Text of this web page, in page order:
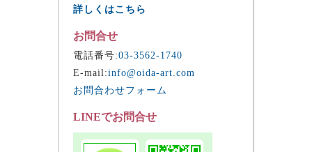
詳しくはこちら
お問合せ
電話番号:03-3562-1740
E-mail:info@oida-art.com
お問合わせフォーム
LINEでお問合せ